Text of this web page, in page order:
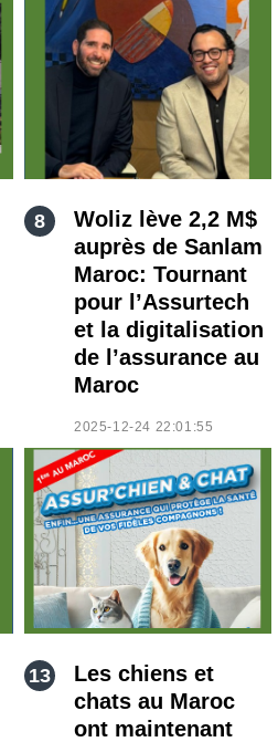
Woliz lève 2,2 M$
auprès de Sanlam
Maroc: Tournant
pour l’Assurtech
et la digitalisation
de l’assurance au
Maroc
2025-12-24 22:01:55
Les chiens et
chats au Maroc
ont maintenant